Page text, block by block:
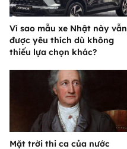
Vì sao mẫu xe Nhật này vẫn
được yêu thích dù không
thiếu lựa chọn khác?
Mặt trời thi ca của nước